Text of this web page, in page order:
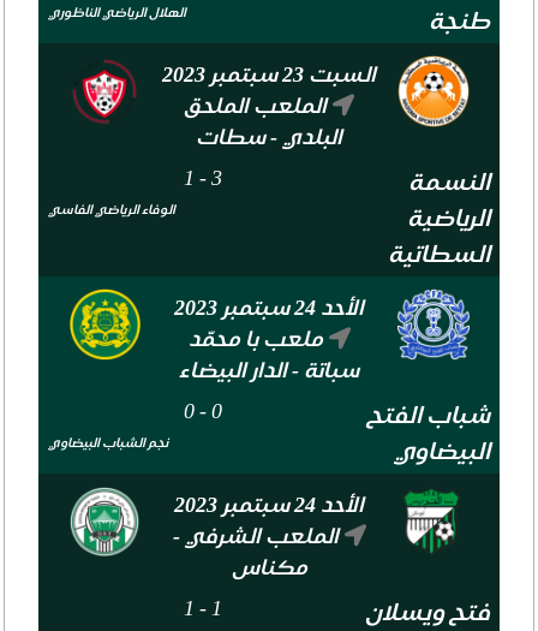
طنجة
الهلال الرياضي الناظوري
السبت 23 سبتمبر 2023
الملعب الملحق
البلدي - سطات
النسمة
الرياضية
السطاتية
3
-
1
الوفاء الرياضي الفاسي
الأحد 24 سبتمبر 2023
ملعب با محمّد
سباتة - الدار البيضاء
شباب الفتح
البيضاوي
0
-
0
نجم الشباب البيضاوي
الأحد 24 سبتمبر 2023
الملعب الشرفي -
مكناس
فتح ويسلان 1
-
1